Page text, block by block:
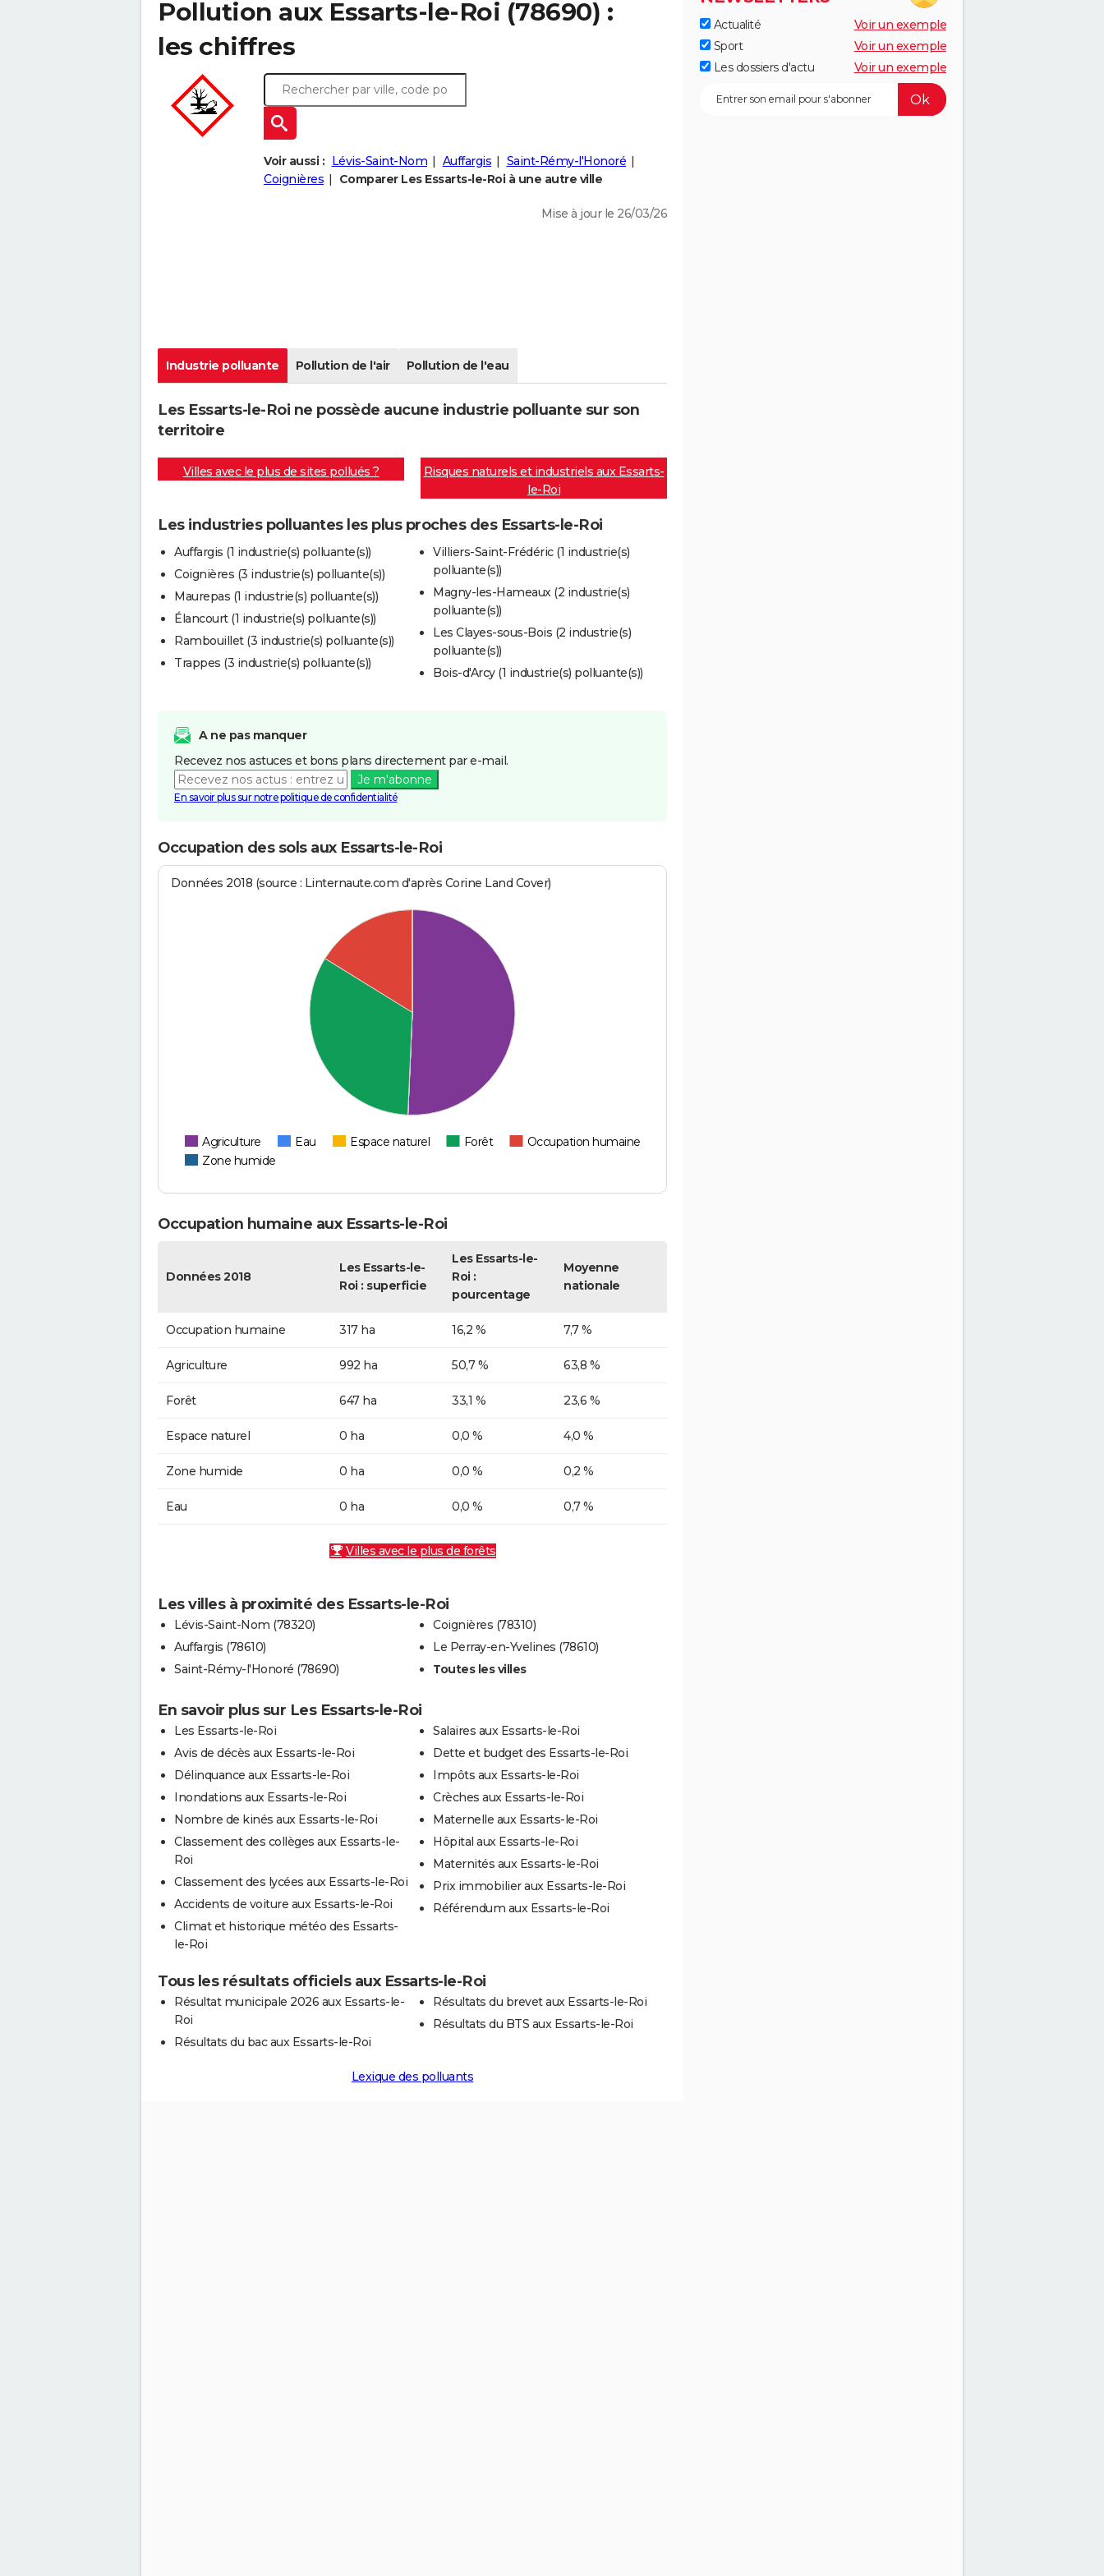
Pollution aux Essarts-le-Roi (78690) :
les chiffres
Voir aussi : Lévis-Saint-Nom Auffargis
Saint-Rémy-l'Honoré
Coignières
Comparer Les Essarts-le-Roi à une autre ville
Mise à jour le 26/03/26
Industrie polluante Pollution de l'air Pollution de l'eau
Les Essarts-le-Roi ne possède aucune industrie polluante sur son
territoire
Villes avec le plus de sites pollués ?
Risques naturels et industriels aux Essarts-
le-Roi
Les industries polluantes les plus proches des Essarts-le-Roi
Auffargis (1 industrie(s) polluante(s))
Coignières (3 industrie(s) polluante(s))
Maurepas (1 industrie(s) polluante(s))
Élancourt (1 industrie(s) polluante(s))
Rambouillet (3 industrie(s) polluante(s))
Trappes (3 industrie(s) polluante(s))
Villiers-Saint-Frédéric (1 industrie(s)
polluante(s))
Magny-les-Hameaux (2 industrie(s)
polluante(s))
Les Clayes-sous-Bois (2 industrie(s)
polluante(s))
Bois-d'Arcy (1 industrie(s) polluante(s))
A ne pas manquer
Recevez nos astuces et bons plans directement par e-mail.
Je m'abonne
En savoir plus sur notre politique de confidentialité
Occupation des sols aux Essarts-le-Roi
Données 2018 (source : Linternaute.com d'après Corine Land Cover)
Agriculture Eau Espace naturel Forêt
Occupation humaine
Zone humide
Occupation humaine aux Essarts-le-Roi
Données 2018
Les Essarts-le-
Roi : superficie
Les Essarts-le-
Roi :
pourcentage
Moyenne
nationale
Occupation humaine 317 ha 16,2 % 7,7 %
Agriculture 992 ha 50,7 % 63,8 %
Forêt 647 ha 33,1 % 23,6 %
Espace naturel 0 ha 0,0 % 4,0 %
Zone humide 0 ha 0,0 % 0,2 %
Eau 0 ha 0,0 % 0,7 %
Villes avec le plus de forêts
Les villes à proximité des Essarts-le-Roi
Lévis-Saint-Nom (78320)
Auffargis (78610)
Saint-Rémy-l'Honoré (78690)
Coignières (78310)
Le Perray-en-Yvelines (78610)
Toutes les villes
En savoir plus sur Les Essarts-le-Roi
Les Essarts-le-Roi
Avis de décès aux Essarts-le-Roi
Délinquance aux Essarts-le-Roi
Inondations aux Essarts-le-Roi
Nombre de kinés aux Essarts-le-Roi
Classement des collèges aux Essarts-le-
Roi
Classement des lycées aux Essarts-le-Roi
Accidents de voiture aux Essarts-le-Roi
Climat et historique météo des Essarts-
le-Roi
Salaires aux Essarts-le-Roi
Dette et budget des Essarts-le-Roi
Impôts aux Essarts-le-Roi
Crèches aux Essarts-le-Roi
Maternelle aux Essarts-le-Roi
Hôpital aux Essarts-le-Roi
Maternités aux Essarts-le-Roi
Prix immobilier aux Essarts-le-Roi
Référendum aux Essarts-le-Roi
Tous les résultats officiels aux Essarts-le-Roi
Résultat municipale 2026 aux Essarts-le-
Roi
Résultats du bac aux Essarts-le-Roi
Résultats du brevet aux Essarts-le-Roi
Résultats du BTS aux Essarts-le-Roi
Lexique des polluants
Actualité
Voir un exemple
Sport
Voir un exemple
Les dossiers d'actu
Voir un exemple